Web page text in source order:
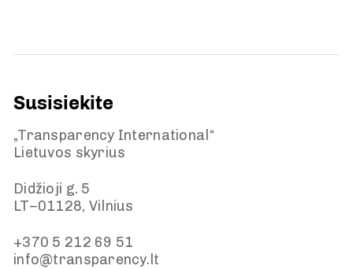
Susisiekite
„Transparency International“
Lietuvos skyrius
Didžioji g. 5
LT–01128, Vilnius
+370 5 212 69 51
info@transparency.lt